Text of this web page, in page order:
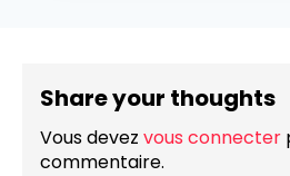
Share your thoughts
Vous devez vous connecter
commentaire.